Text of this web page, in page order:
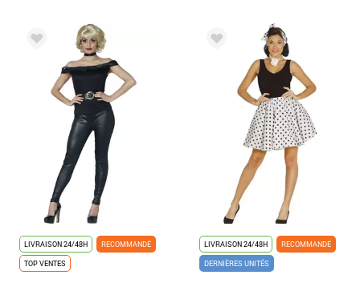
LIVRAISON 24/48H
RECOMMANDÉ
TOP VENTES
LIVRAISON 24/48H
RECOMMANDÉ
DERNIÈRES UNITÉS